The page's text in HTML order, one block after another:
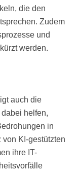
die den
Zudem
und
werden.
auch die
helfen,
in
KI-gestützten
ihre IT-